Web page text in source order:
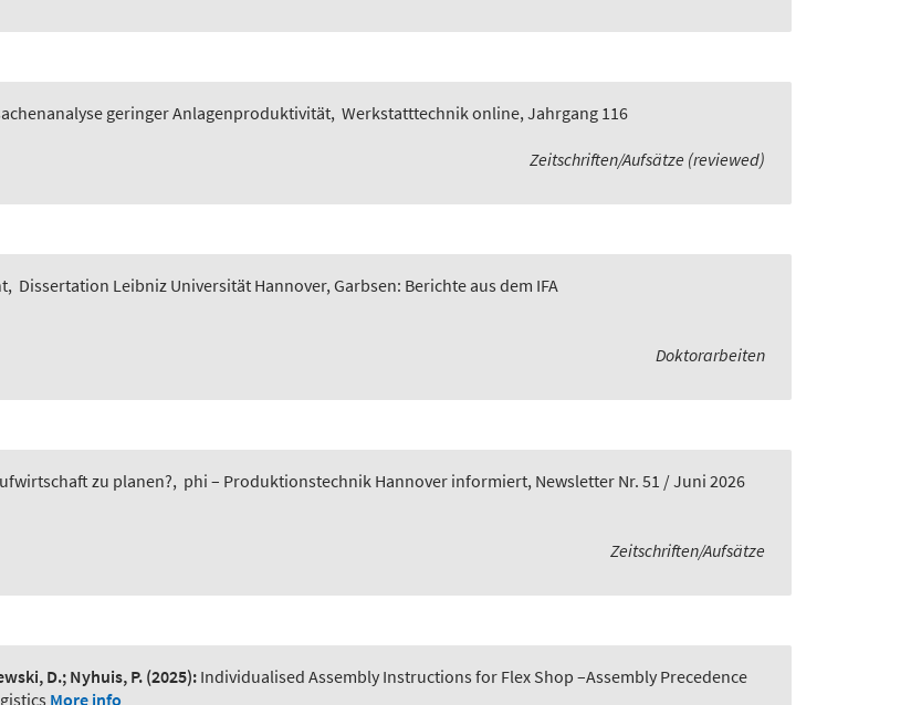
geringer Anlagenproduktivität, Werkstatttechnik online, Jahrgang 116
Zeitschriften/Aufsätze (reviewed)
, Dissertation Leibniz Universität Hannover, Garbsen: Berichte aus dem IFA
Doktorarbeiten
zu planen?, phi – Produktionstechnik Hannover informiert, Newsletter Nr. 51 / Juni 2026
Zeitschriften/Aufsätze
D.; Nyhuis, P. (2025): Individualised Assembly Instructions for Flex Shop –Assembly Precedence
More info